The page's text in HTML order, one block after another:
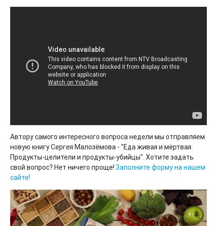
Автору самого интересного вопроса недели мы отправляем
новую книгу Сергея Малозёмова - "Еда живая и мёртвая:
Продукты-целители и продукты-убийцы". Хотите задать
свой вопрос? Нет ничего проще! Заполните форму на нашем
сайте!